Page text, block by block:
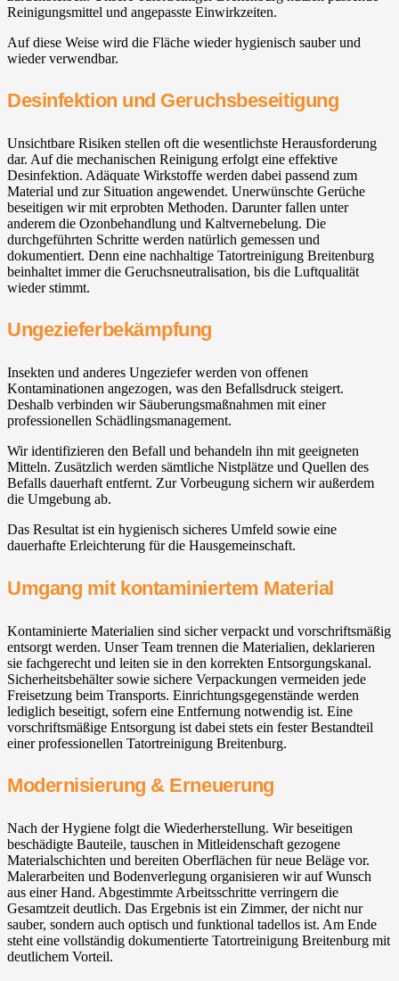
Reinigungsmittel und angepasste Einwirkzeiten.
Auf diese Weise wird die Fläche wieder hygienisch sauber und
wieder verwendbar.
Desinfektion und Geruchsbeseitigung
Unsichtbare Risiken stellen oft die wesentlichste Herausforderung
dar. Auf die mechanischen Reinigung erfolgt eine effektive
Desinfektion. Adäquate Wirkstoffe werden dabei passend zum
Material und zur Situation angewendet. Unerwünschte Gerüche
beseitigen wir mit erprobten Methoden. Darunter fallen unter
anderem die Ozonbehandlung und Kaltvernebelung. Die
durchgeführten Schritte werden natürlich gemessen und
dokumentiert. Denn eine nachhaltige Tatortreinigung Breitenburg
beinhaltet immer die Geruchsneutralisation, bis die Luftqualität
wieder stimmt.
Ungezieferbekämpfung
Insekten und anderes Ungeziefer werden von offenen
Kontaminationen angezogen, was den Befallsdruck steigert.
Deshalb verbinden wir Säuberungsmaßnahmen mit einer
professionellen Schädlingsmanagement.
Wir identifizieren den Befall und behandeln ihn mit geeigneten
Mitteln. Zusätzlich werden sämtliche Nistplätze und Quellen des
Befalls dauerhaft entfernt. Zur Vorbeugung sichern wir außerdem
die Umgebung ab.
Das Resultat ist ein hygienisch sicheres Umfeld sowie eine
dauerhafte Erleichterung für die Hausgemeinschaft.
Umgang mit kontaminiertem Material
Kontaminierte Materialien sind sicher verpackt und vorschriftsmäßig
entsorgt werden. Unser Team trennen die Materialien, deklarieren
sie fachgerecht und leiten sie in den korrekten Entsorgungskanal.
Sicherheitsbehälter sowie sichere Verpackungen vermeiden jede
Freisetzung beim Transports. Einrichtungsgegenstände werden
lediglich beseitigt, sofern eine Entfernung notwendig ist. Eine
vorschriftsmäßige Entsorgung ist dabei stets ein fester Bestandteil
einer professionellen Tatortreinigung Breitenburg.
Modernisierung & Erneuerung
Nach der Hygiene folgt die Wiederherstellung. Wir beseitigen
beschädigte Bauteile, tauschen in Mitleidenschaft gezogene
Materialschichten und bereiten Oberflächen für neue Beläge vor.
Malerarbeiten und Bodenverlegung organisieren wir auf Wunsch
aus einer Hand. Abgestimmte Arbeitsschritte verringern die
Gesamtzeit deutlich. Das Ergebnis ist ein Zimmer, der nicht nur
sauber, sondern auch optisch und funktional tadellos ist. Am Ende
steht eine vollständig dokumentierte Tatortreinigung Breitenburg mit
deutlichem Vorteil.